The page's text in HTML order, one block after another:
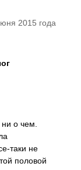
2015 года
о чем.
таки не
половой